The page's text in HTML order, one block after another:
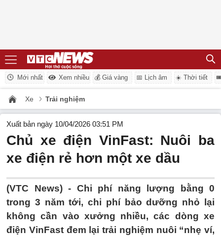
Mới nhất Xem nhiều 💰 Giá vàng 📅 Lịch âm ☀️ Thời tiết
Xe Trải nghiệm
Xuất bản ngày 10/04/2026 03:51 PM
Chủ xe điện VinFast: Nuôi ba
xe điện rẻ hơn một xe dầu
(VTC News) - Chi phí năng lượng bằng 0
trong 3 năm tới, chi phí bảo dưỡng nhỏ lại
không cần vào xưởng nhiều, các dòng xe
điện VinFast đem lại trải nghiệm nuôi “nhẹ ví,